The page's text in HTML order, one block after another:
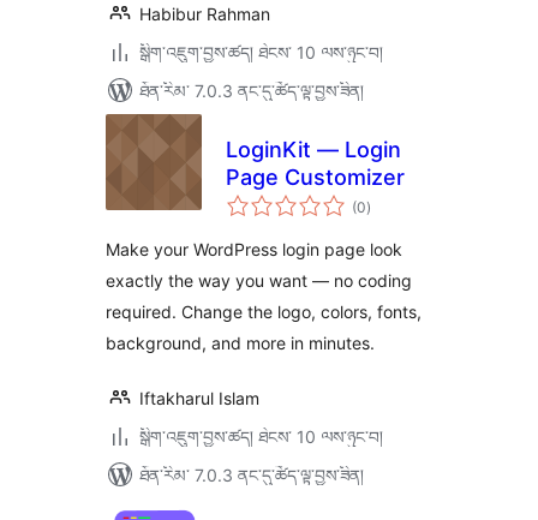
Habibur Rahman
སྒྲིག་འཇུག་བྱས་ཚད། ཐེངས་ 10 ལས་ཉུང་བ།
ཐོན་རིམ་ 7.0.3 ནང་དུ་ཚོད་ལྟ་བྱས་ཟིན།
LoginKit — Login
Page Customizer
(0གདེང་
འཇོག་
ཚང་།
)
Make your WordPress login page look
exactly the way you want — no coding
required. Change the logo, colors, fonts,
background, and more in minutes.
Iftakharul Islam
སྒྲིག་འཇུག་བྱས་ཚད། ཐེངས་ 10 ལས་ཉུང་བ།
ཐོན་རིམ་ 7.0.3 ནང་དུ་ཚོད་ལྟ་བྱས་ཟིན།